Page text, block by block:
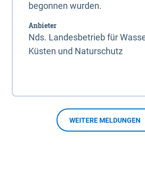
begonnen wurden.
Anbieter
Nds. Landesbetrieb für
Küsten und Naturschutz
WEITERE MELDUNGEN